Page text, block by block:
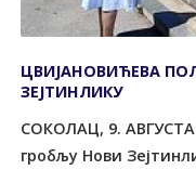
ЦВИЈАНОВИЋЕВА
ЗЕЈТИНЛИКУ
СОКОЛАЦ, 9.
гробљу Нови